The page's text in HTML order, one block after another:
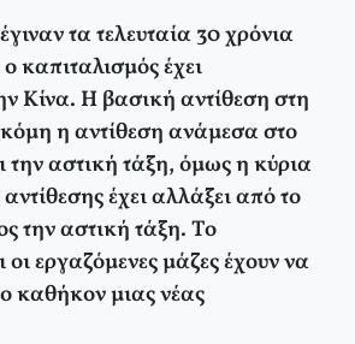
τα τελευταία 30 χρόνια
καπιταλισμός έχει
Κίνα. Η βασική αντίθεση στη
η αντίθεση ανάμεσα στο
την αστική τάξη, όμως η κύρια
έχει αλλάξει από το
την αστική τάξη. Το
εργαζόμενες μάζες έχουν να
καθήκον μιας νέας